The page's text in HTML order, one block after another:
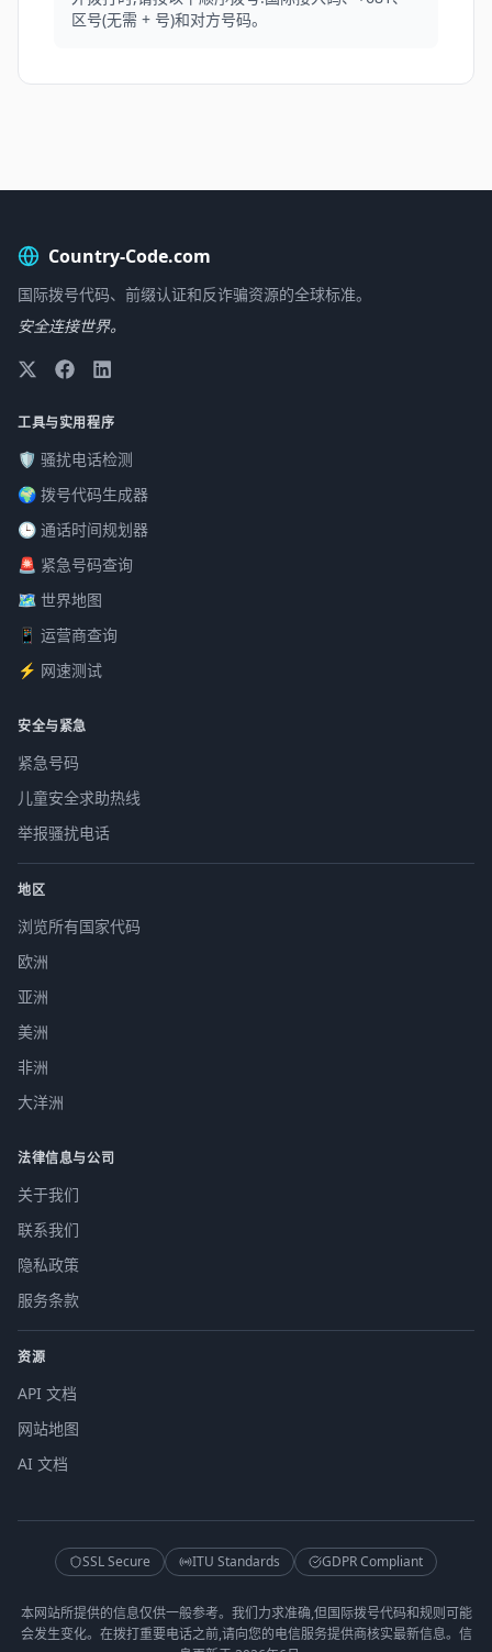
区号(无需 + 号)和对方号码。
Country-Code.com
国际拨号代码、前缀认证和反诈骗资源的全球标准。
安全连接世界。
工具与实用程序
🛡️ 骚扰电话检测
🌍 拨号代码生成器
🕒 通话时间规划器
🚨 紧急号码查询
🗺️ 世界地图
📱 运营商查询
⚡ 网速测试
安全与紧急
紧急号码
儿童安全求助热线
举报骚扰电话
地区
浏览所有国家代码
欧洲
亚洲
美洲
非洲
大洋洲
法律信息与公司
关于我们
联系我们
隐私政策
服务条款
资源
API 文档
网站地图
AI 文档
SSL Secure ITU Standards GDPR Compliant
本网站所提供的信息仅供一般参考。我们力求准确,但国际拨号代码和规则可能
会发生变化。在拨打重要电话之前,请向您的电信服务提供商核实最新信息。信